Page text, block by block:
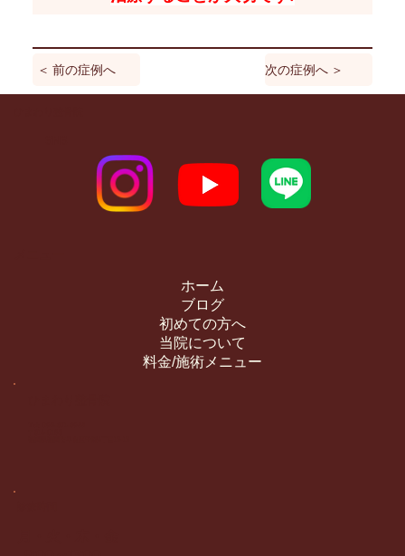
＜ 前の症例へ 次の症例へ ＞
ホーム
ブログ
初めての方へ
当院について
料金/施術メニュー